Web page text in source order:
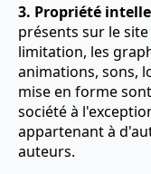
3. Propriété
présents sur le
limitation, les
animations, sons,
mise en forme
société à
appartenant à
auteurs.